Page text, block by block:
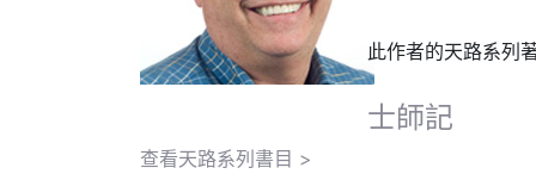
此作者的天路系列
士師記
查看天路系列書目 >